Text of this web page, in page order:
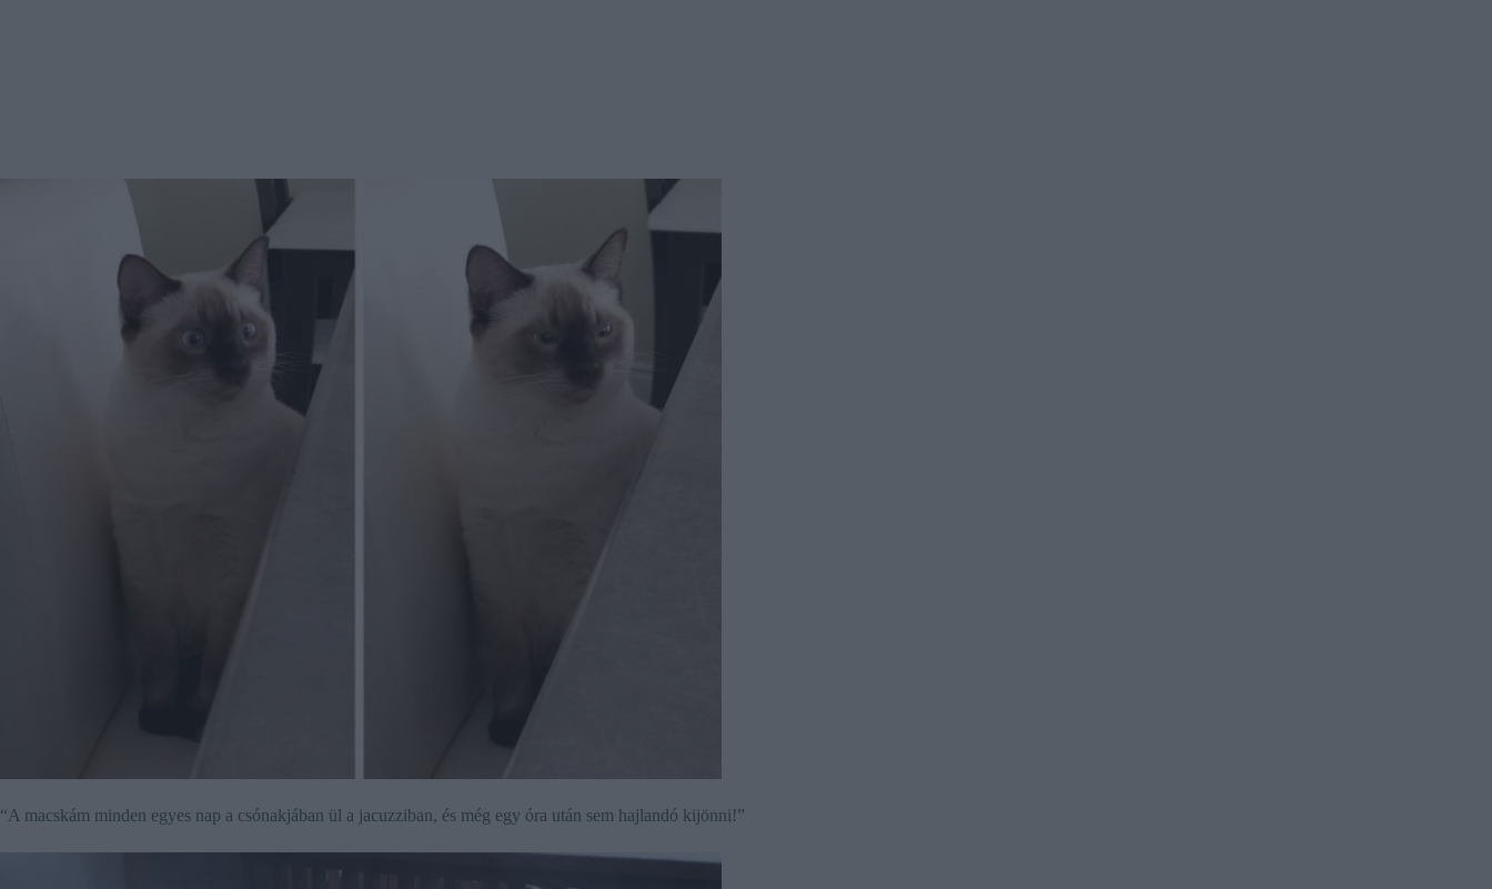
“A macskám minden egyes nap a csónakjában ül a jacuzziban, és még egy óra után sem hajlandó kijönni!”